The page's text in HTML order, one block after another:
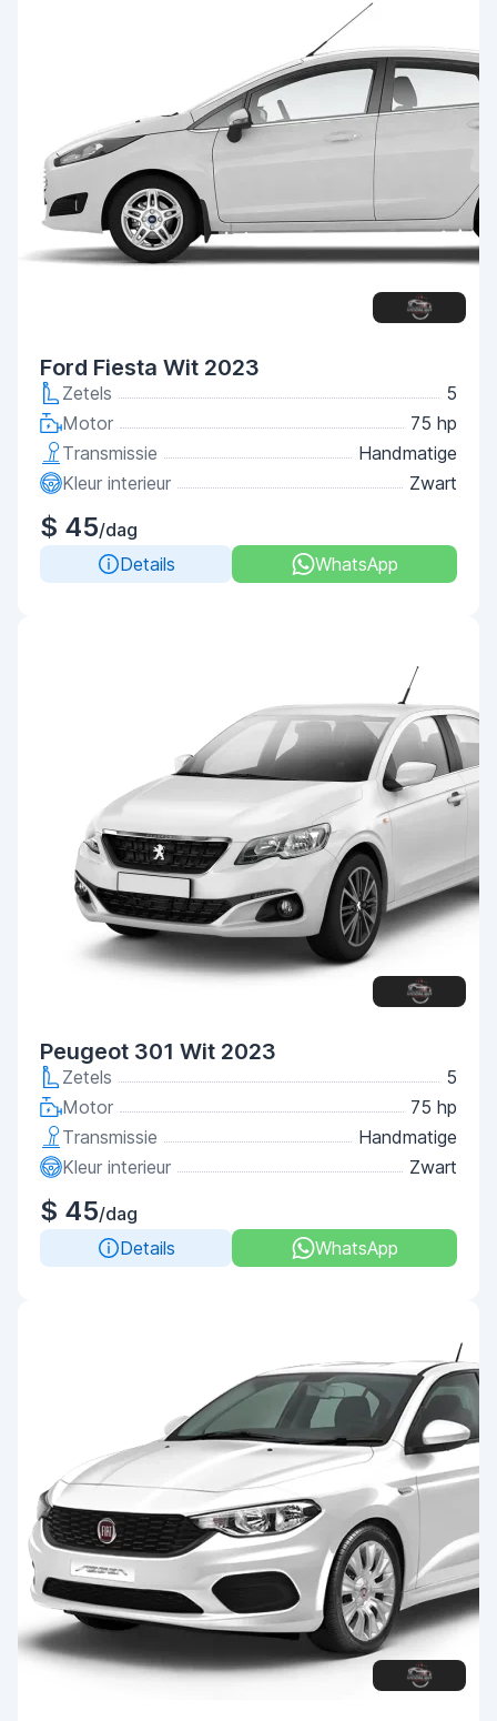
Ford Fiesta Wit 2023
Zetels
5
Motor
75 hp
Transmissie
Handmatige
Kleur interieur
Zwart
$ 45/dag
Details
WhatsApp
Peugeot 301 Wit 2023
Zetels
5
Motor
75 hp
Transmissie
Handmatige
Kleur interieur
Zwart
$ 45/dag
Details
WhatsApp